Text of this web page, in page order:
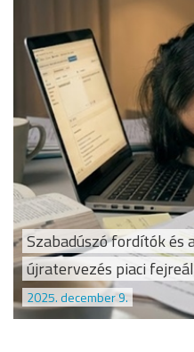
Szabadúszó fordítók és
újratervezés piaci
2025. december 9.